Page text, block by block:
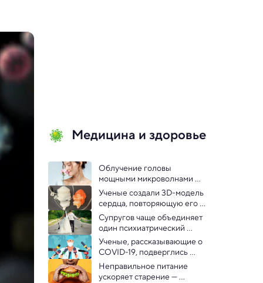
Медицина и здоровье
Облучение головы
мощными микроволнами
обостряет обоняние,
убедились ученые
Ученые создали 3D-модель
сердца, повторяющую его
биение: видео
Супругов чаще объединяет
один психиатрический
диагноз, показало
исследование
Ученые, рассказывающие о
COVID-19, подверглись
травле
Неправильное питание
ускоряет старение —